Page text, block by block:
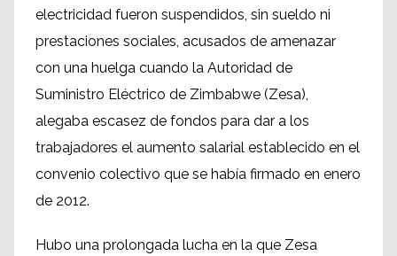
electricidad fueron suspendidos, sin sueldo ni
prestaciones sociales, acusados de amenazar
con una huelga cuando la Autoridad de
Suministro Eléctrico de Zimbabwe (Zesa),
alegaba escasez de fondos para dar a los
trabajadores el aumento salarial establecido en el
convenio colectivo que se había firmado en enero
de 2012.
Hubo una prolongada lucha en la que Zesa